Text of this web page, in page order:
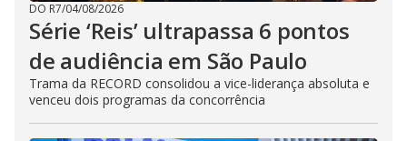
DO R7/04/08/2026
Série ‘Reis’ ultrapassa 6 pontos
de audiência em São Paulo
Trama da RECORD consolidou a vice-liderança absoluta e
venceu dois programas da concorrência